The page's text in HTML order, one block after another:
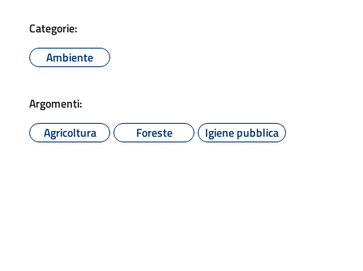
Categorie:
Ambiente
Argomenti:
Agricoltura
Foreste Igiene pubblica